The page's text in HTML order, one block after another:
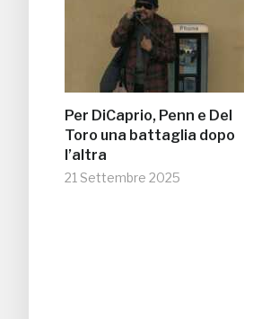
Per DiCaprio, Penn e Del
Toro una battaglia dopo
l’altra
21 Settembre 2025